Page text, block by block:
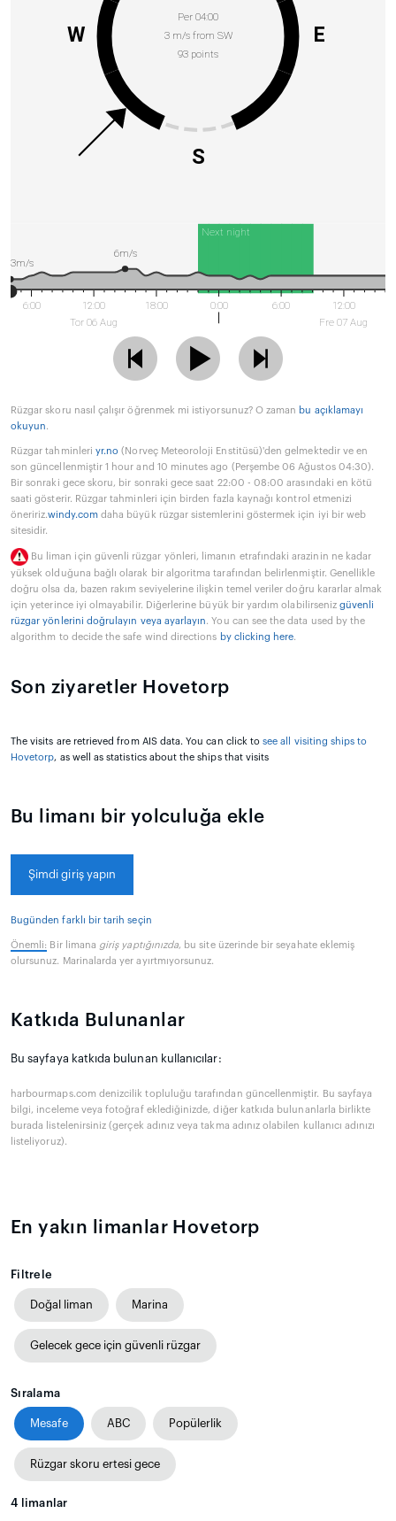
Per 04:00
3 m/s from SW
93 points
E
S
W
Next night
6:00
12:00
Tor 06 Aug
18:00 0:00 6:00
12:00
Fre 07 Aug
6m/s
3m/s
Rüzgar skoru nasıl çalışır öğrenmek mi istiyorsunuz? O zaman bu açıklamayı
okuyun.
Rüzgar tahminleri yr.no (Norveç Meteoroloji Enstitüsü)'den gelmektedir ve en
son güncellenmiştir 1 hour and 10 minutes ago (Perşembe 06 Ağustos 04:30).
Bir sonraki gece skoru, bir sonraki gece saat 22:00 - 08:00 arasındaki en kötü
saati gösterir. Rüzgar tahminleri için birden fazla kaynağı kontrol etmenizi
öneririz.windy.com daha büyük rüzgar sistemlerini göstermek için iyi bir web
sitesidir.
Bu liman için güvenli rüzgar yönleri, limanın etrafındaki arazinin ne kadar
yüksek olduğuna bağlı olarak bir algoritma tarafından belirlenmiştir. Genellikle
doğru olsa da, bazen rakım seviyelerine ilişkin temel veriler doğru kararlar almak
için yeterince iyi olmayabilir. Diğerlerine büyük bir yardım olabilirsenizgüvenli
rüzgar yönlerini doğrulayın veya ayarlayın. You can see the data used by the
algorithm to decide the safe wind directions by clicking here.
Son ziyaretler Hovetorp
The visits are retrieved from AIS data. You can click tosee all visiting ships to
Hovetorp, as well as statistics about the ships that visits
Bu limanı bir yolculuğa ekle
Şimdi giriş yapın
Bugünden farklı bir tarih seçin
Önemli: Bir limana giriş yaptığınızda, bu site üzerinde bir seyahate eklemiş
olursunuz. Marinalarda yer ayırtmıyorsunuz.
Katkıda Bulunanlar
Bu sayfaya katkıda bulunan kullanıcılar:
harbourmaps.com denizcilik topluluğu tarafından güncellenmiştir. Bu sayfaya
bilgi, inceleme veya fotoğraf eklediğinizde, diğer katkıda bulunanlarla birlikte
burada listelenirsiniz (gerçek adınız veya takma adınız olabilen kullanıcı adınızı
listeliyoruz).
En yakın limanlar Hovetorp
Filtrele
Doğal liman Marina
Gelecek gece için güvenli rüzgar
Sıralama
Mesafe ABC Popülerlik
Rüzgar skoru ertesi gece
4 limanlar